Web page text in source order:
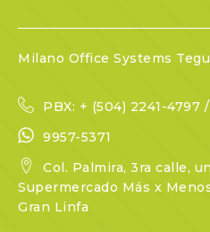
Milano Office Systems
PBX: + (504) 2241-4797
9957-5371
Col. Palmira, 3ra calle,
Supermercado Más x
Gran Linfa